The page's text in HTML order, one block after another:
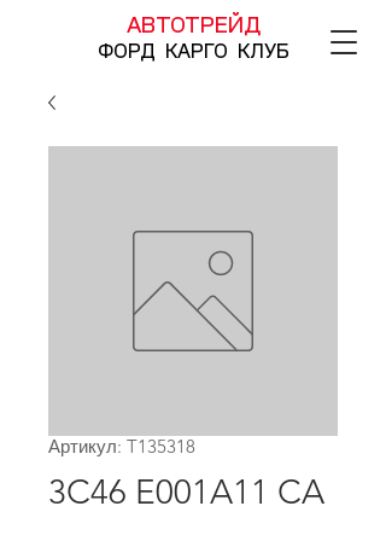
АВТОТРЕЙД
ФОРД КАРГО КЛУБ
Артикул: T135318
3C46 E001A11 CA